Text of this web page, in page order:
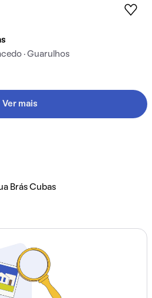
· Guarulhos
Ver mais
Brás Cubas